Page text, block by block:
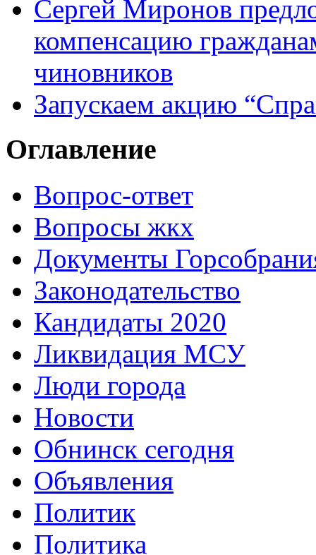
Сергей Миронов
компенсацию
чиновников
Запускаем акцию
Оглавление
Вопрос-ответ
Вопросы жкх
Документы
Законодательство
Кандидаты 2020
Ликвидация МСУ
Люди города
Новости
Обнинск сегодня
Объявления
Политик
Политика